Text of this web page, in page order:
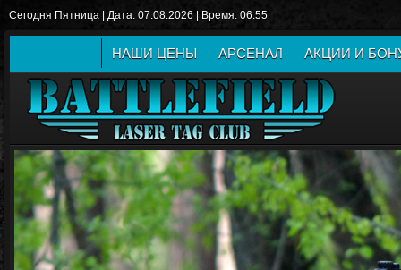
Сегодня Пятница | Дата: 07.08.2026 | Время: 06:55
НАШИ ЦЕНЫ АРСЕНАЛ АКЦИИ И